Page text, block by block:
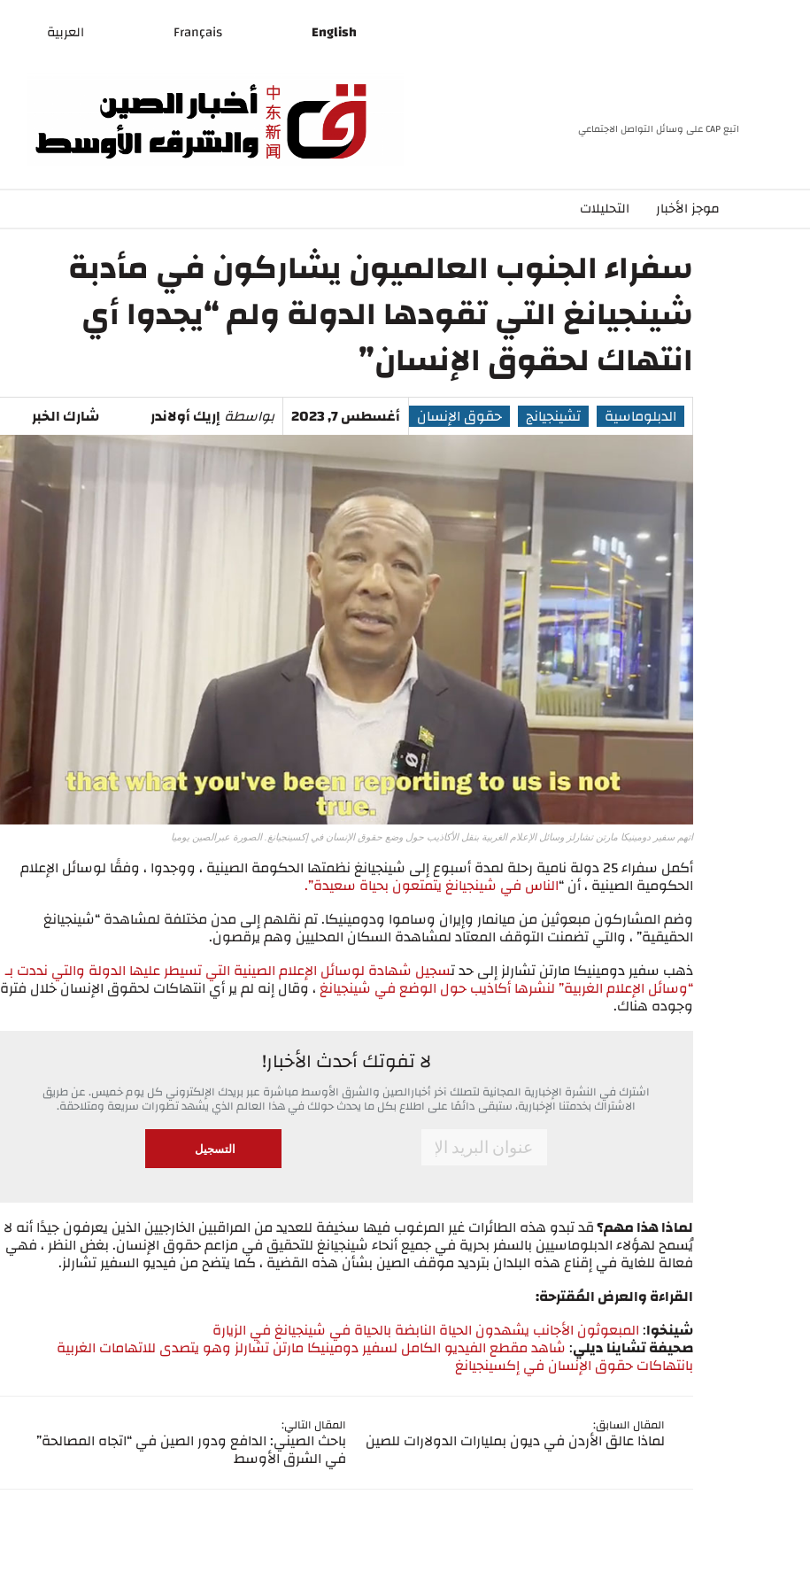
English
Français العربية
اتبع CAP على وسائل التواصل الاجتماعي
موجز الأخبار التحليلات
سفراء الجنوب العالميون يشاركون في مأدبة
شينجيانغ التي تقودها الدولة ولم “يجدوا أي
انتهاك لحقوق الإنسان”
الدبلوماسية تشينجيانج حقوق الإنسان أغسطس 7, 2023 بواسطة إريك أولاندر شارك الخبر
اتهم سفير دومينيكا مارتن تشارلز وسائل الإعلام الغربية بنقل الأكاذيب حول وضع حقوق الإنسان في إكسينجيانغ. الصورة عبرالصين يوميا
أكمل سفراء 25 دولة نامية رحلة لمدة أسبوع إلى شينجيانغ نظمتها الحكومة الصينية ، ووجدوا ، وفقًا لوسائل الإعلام
الحكومية الصينية ، أن “الناس في شينجيانغ يتمتعون بحياة سعيدة”.
وضم المشاركون مبعوثين من ميانمار وإيران وساموا ودومينيكا. تم نقلهم إلى مدن مختلفة لمشاهدة “شينجيانغ
الحقيقية” ، والتي تضمنت التوقف المعتاد لمشاهدة السكان المحليين وهم يرقصون.
ذهب سفير دومينيكا مارتن تشارلز إلى حد تسجيل شهادة لوسائل الإعلام الصينية التي تسيطر عليها الدولة والتي نددت بـ
“وسائل الإعلام الغربية” لنشرها أكاذيب حول الوضع في شينجيانغ، وقال إنه لم ير أي انتهاكات لحقوق الإنسان خلال فترة
وجوده هناك.
لا تفوتك أحدث الأخبار!
اشترك في النشرة الإخبارية المجانية لتصلك آخر أخبارالصين والشرق الأوسط مباشرة عبر بريدك الإلكتروني كل يوم خميس. عن طريق
الاشتراك بخدمتنا الإخبارية، ستبقى دائمًا على اطلاع بكل ما يحدث حولك في هذا العالم الذي يشهد تطورات سريعة ومتلاحقة.
Email
*
لماذا هذا مهم؟قد تبدو هذه الطائرات غير المرغوب فيها سخيفة للعديد من المراقبين الخارجيين الذين يعرفون جيدًا أنه لا
يُسمح لهؤلاء الدبلوماسيين بالسفر بحرية في جميع أنحاء شينجيانغ للتحقيق في مزاعم حقوق الإنسان. بغض النظر ، فهي
فعالة للغاية في إقناع هذه البلدان بترديد موقف الصين بشأن هذه القضية ، كما يتضح من فيديو السفير تشارلز.
القراءة والعرض المُقترحة:
شينخوا:المبعوثون الأجانب يشهدون الحياة النابضة بالحياة في شينجيانغ في الزيارة
صحيفة تشاينا ديلي:شاهد مقطع الفيديو الكامل لسفير دومينيكا مارتن تشارلز وهو يتصدى للاتهامات الغربية
بانتهاكات حقوق الإنسان في إكسينجيانغ
المقال السابق:
لماذا عالق الأردن في ديون بمليارات الدولارات للصين
المقال التالي:
باحث الصيني: الدافع ودور الصين في “اتجاه المصالحة”
في الشرق الأوسط